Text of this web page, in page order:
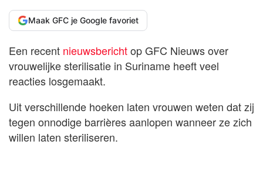
Maak GFC je Google favoriet
Een recent nieuwsberichtop GFC Nieuws over
vrouwelijke sterilisatie in Suriname heeft veel
reacties losgemaakt.
Uit verschillende hoeken laten vrouwen weten dat zij
tegen onnodige barrières aanlopen wanneer ze zich
willen laten steriliseren.